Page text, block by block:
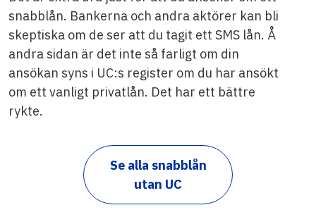
snabblån. Bankerna och andra aktörer kan bli
skeptiska om de ser att du tagit ett SMS lån. Å
andra sidan är det inte så farligt om din
ansökan syns i UC:s register om du har ansökt
om ett vanligt privatlån. Det har ett bättre
rykte.
Se alla snabblån
utan UC